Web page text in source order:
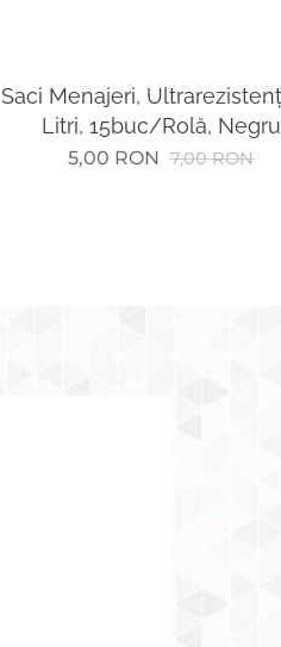
Saci Menajeri,
Litri, 15buc/Rolă, Negru
5,00 RON 7,00RON